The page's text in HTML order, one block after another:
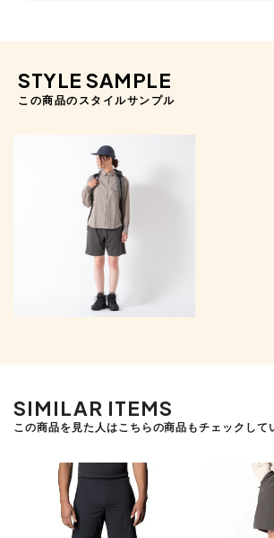
STYLE SAMPLE
この商品のスタイルサンプル
SIMILAR ITEMS
この商品を見た人はこちらの商品もチェックして